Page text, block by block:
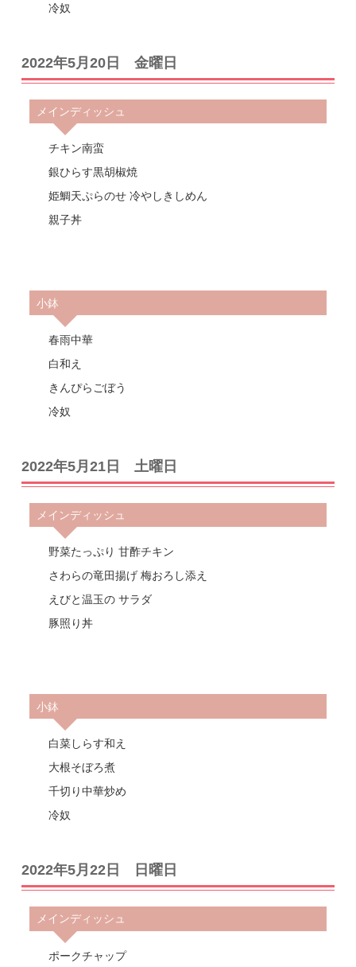
冷奴
2022年5月20日 金曜日
メインディッシュ
チキン南蛮
銀ひらす黒胡椒焼
姫鯛天ぷらのせ 冷やしきしめん
親子丼
小鉢
春雨中華
白和え
きんぴらごぼう
冷奴
2022年5月21日 土曜日
メインディッシュ
野菜たっぷり 甘酢チキン
さわらの竜田揚げ 梅おろし添え
えびと温玉の サラダ
豚照り丼
小鉢
白菜しらす和え
大根そぼろ煮
千切り中華炒め
冷奴
2022年5月22日 日曜日
メインディッシュ
ポークチャップ